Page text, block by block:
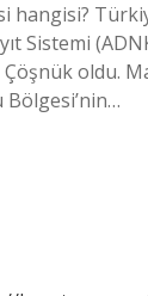
hangisi?
Sistemi
oldu.